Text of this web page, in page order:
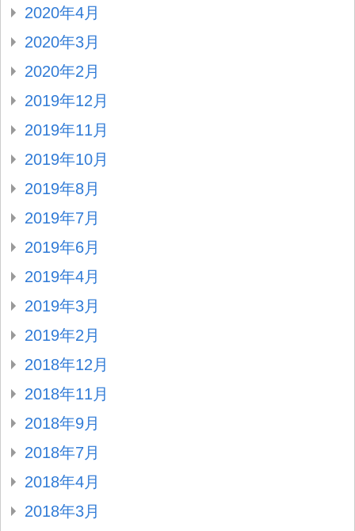
2020年4月
2020年3月
2020年2月
2019年12月
2019年11月
2019年10月
2019年8月
2019年7月
2019年6月
2019年4月
2019年3月
2019年2月
2018年12月
2018年11月
2018年9月
2018年7月
2018年4月
2018年3月